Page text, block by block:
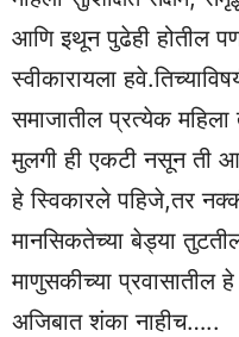
आणि इथून पुढेही होतील
स्वीकारायला
समाजातील प्रत्येक
मुलगी ही एकटी नसून ती
हे स्विकारले पहिजे,तर
मानसिकतेच्या बेड्या
माणुसकीच्या प्रवासातील
अजिबात शंका नाहीच…..